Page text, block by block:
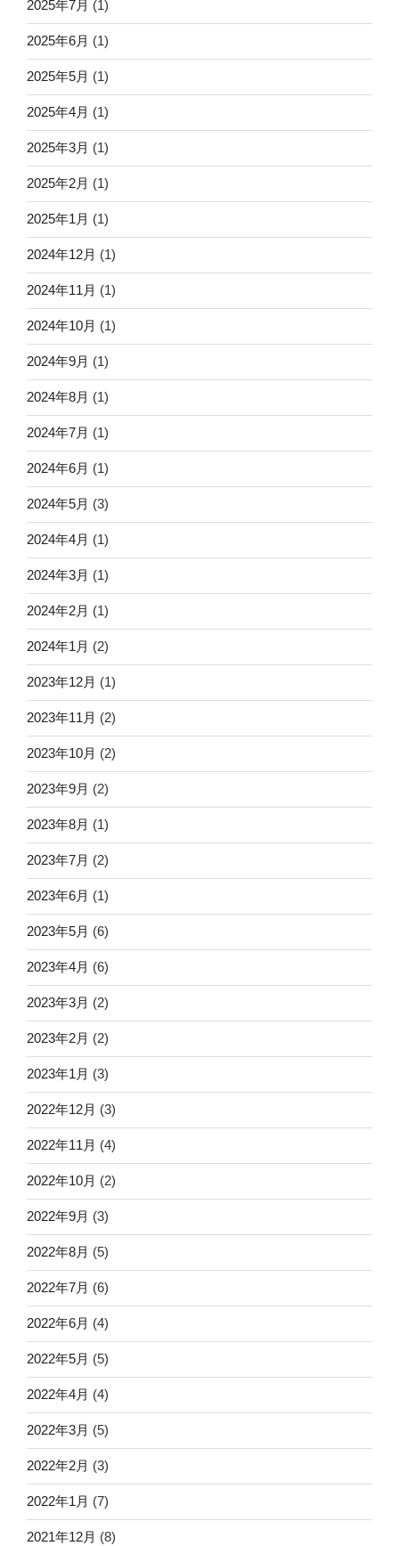
2025年7月 (1)
2025年6月 (1)
2025年5月 (1)
2025年4月 (1)
2025年3月 (1)
2025年2月 (1)
2025年1月 (1)
2024年12月 (1)
2024年11月 (1)
2024年10月 (1)
2024年9月 (1)
2024年8月 (1)
2024年7月 (1)
2024年6月 (1)
2024年5月 (3)
2024年4月 (1)
2024年3月 (1)
2024年2月 (1)
2024年1月 (2)
2023年12月 (1)
2023年11月 (2)
2023年10月 (2)
2023年9月 (2)
2023年8月 (1)
2023年7月 (2)
2023年6月 (1)
2023年5月 (6)
2023年4月 (6)
2023年3月 (2)
2023年2月 (2)
2023年1月 (3)
2022年12月 (3)
2022年11月 (4)
2022年10月 (2)
2022年9月 (3)
2022年8月 (5)
2022年7月 (6)
2022年6月 (4)
2022年5月 (5)
2022年4月 (4)
2022年3月 (5)
2022年2月 (3)
2022年1月 (7)
2021年12月 (8)